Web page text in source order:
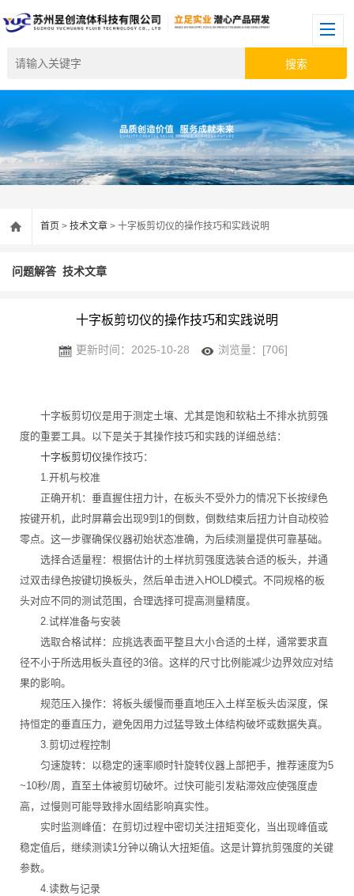
首页 > 技术文章 > 十字板剪切仪的操作技巧和实践说明
问题解答 技术文章
十字板剪切仪的操作技巧和实践说明
更新时间：2025-10-28 浏览量：[706]
十字板剪切仪是用于测定土壤、尤其是饱和软粘土不排水抗剪强
度的重要工具。以下是关于其操作技巧和实践的详细总结：
十字板剪切仪操作技巧：
1.开机与校准
正确开机：垂直握住扭力计，在板头不受外力的情况下长按绿色
按键开机，此时屏幕会出现9到1的倒数，倒数结束后扭力计自动校验
零点。这一步骤确保仪器初始状态准确，为后续测量提供可靠基础。
选择合适量程：根据估计的土样抗剪强度选装合适的板头，并通
过双击绿色按键切换板头，然后单击进入HOLD模式。不同规格的板
头对应不同的测试范围，合理选择可提高测量精度。
2.试样准备与安装
选取合格试样：应挑选表面平整且大小合适的土样，通常要求直
径不小于所选用板头直径的3倍。这样的尺寸比例能减少边界效应对结
果的影响。
规范压入操作：将板头缓慢而垂直地压入土样至板头齿深度，保
持恒定的垂直压力，避免因用力过猛导致土体结构破坏或数据失真。
3.剪切过程控制
匀速旋转：以稳定的速率顺时针旋转仪器上部把手，推荐速度为5
~10秒/周，直至土体被剪切破坏。过快可能引发粘滞效应使强度虚
高，过慢则可能导致排水固结影响真实性。
实时监测峰值：在剪切过程中密切关注扭矩变化，当出现峰值或
稳定值后，继续测读1分钟以确认大扭矩值。这是计算抗剪强度的关键
参数。
4.读数与记录